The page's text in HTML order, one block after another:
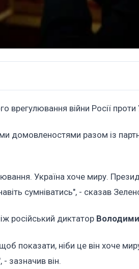
врегулювання війни Росії проти
домовленостями разом із
Україна хоче миру.
сумніватись", - сказав
російський диктатор
показати, ніби це він хоче
- зазначив він.